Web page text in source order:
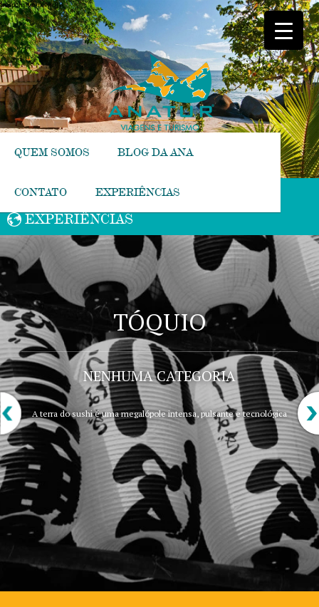
[responsive-menu]
QUEM SOMOS BLOG DA ANA
CONTATO EXPERIÊNCIAS
EXPERIÊNCIAS
TÓQUIO
NENHUMA CATEGORIA
A terra do sushi é uma megalópole intensa, pulsante e tecnológica